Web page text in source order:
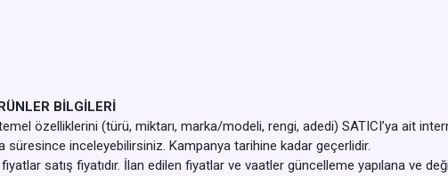
BİLGİLERİ
özelliklerini (türü, miktarı, marka/modeli, rengi, adedi) SATICI’ya ait
inceleyebilirsiniz. Kampanya tarihine kadar geçerlidir.
satış fiyatıdır. İlan edilen fiyatlar ve vaatler güncelleme yapılana ve